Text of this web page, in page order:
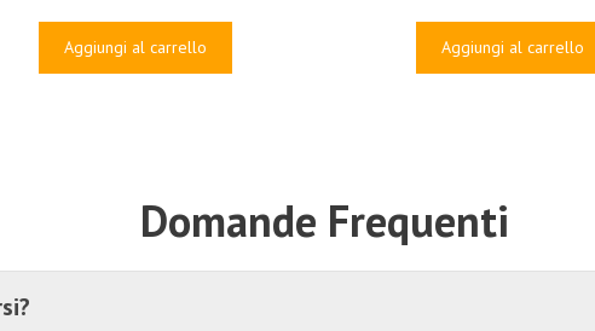
prezzo
originale
prezzo
attuale
Aggiungi al carrello
era:
Aggiungi al carrello
Domande Frequenti